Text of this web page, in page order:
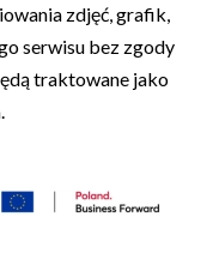
zdjęć, grafik,
serwisu bez zgody
traktowane jako